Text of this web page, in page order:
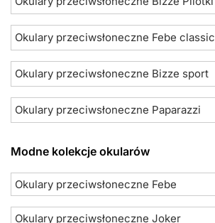
Okulary przeciwsłoneczne Febe classic
Okulary przeciwsłoneczne Bizze sport
Okulary przeciwsłoneczne Paparazzi
Modne kolekcje okularów
Okulary przeciwsłoneczne Febe
Okulary przeciwsłoneczne Joker